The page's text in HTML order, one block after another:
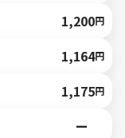
1,200円
1,164円
1,175円
ー